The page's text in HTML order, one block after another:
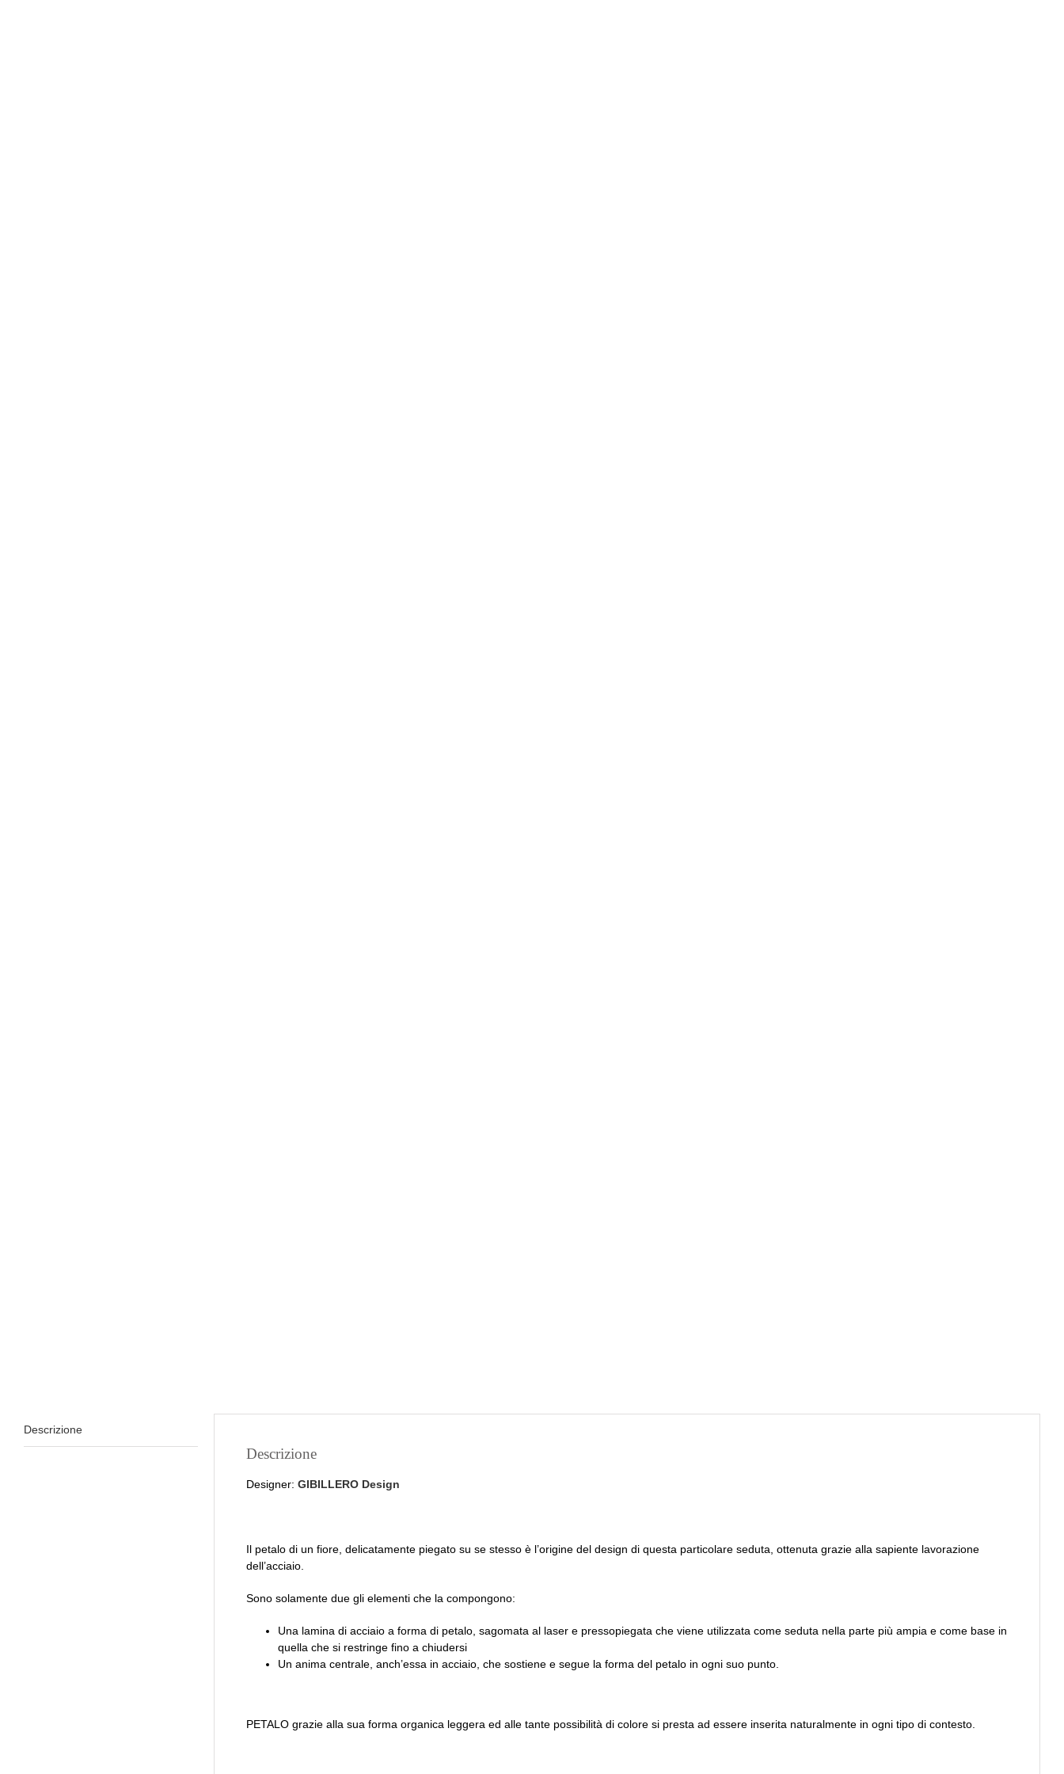
Descrizione
Descrizione
Designer: GIBILLERO Design
Il petalo di un fiore, delicatamente piegato su se stesso è l’origine del design di questa particolare seduta, ottenuta grazie alla sapiente lavorazione
dell’acciaio.
Sono solamente due gli elementi che la compongono:
Una lamina di acciaio a forma di petalo, sagomata al laser e pressopiegata che viene utilizzata come seduta nella parte più ampia e come base in
quella che si restringe fino a chiudersi
Un anima centrale, anch’essa in acciaio, che sostiene e segue la forma del petalo in ogni suo punto.
PETALO grazie alla sua forma organica leggera ed alle tante possibilità di colore si presta ad essere inserita naturalmente in ogni tipo di contesto.